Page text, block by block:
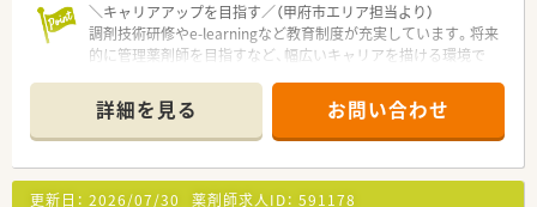
＼キャリアアップを目指す／（甲府市エリア担当より）
調剤技術研修やe-learningなど教育制度が充実しています。将来
的に管理薬剤師を目指すなど、幅広いキャリアを描ける環境で
＊------------------------------------------＊
【店舗情報と応需状況について】
■最寄り駅の酒折駅から徒歩で13分ほどの場所に位置し、マイ
カー通勤も可能なため日々の通勤に大変便利な立地です。
詳細を見る お問い合わせ
更新日： 2026/07/30 薬剤師求人ID： 591178